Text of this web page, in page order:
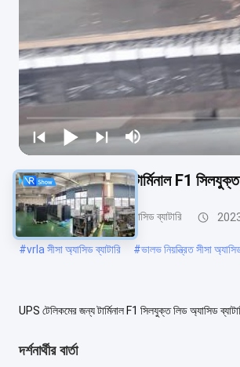
UPS টেলিকমের জন্য টার্মিনাল F1
ভিআরএলএ নিয়ন্ত্রিত লিড অ্যাসিড ব্যাটারি
#vrla সীসা অ্যাসিড ব্যাটারি #ভালভ নিয়ন্ত্রিত সীসা
UPS টেলিকমের জন্য টার্মিনাল F1 সিলযুক্ত লিড অ্যাসিড
দর্শনার্থীর বার্তা